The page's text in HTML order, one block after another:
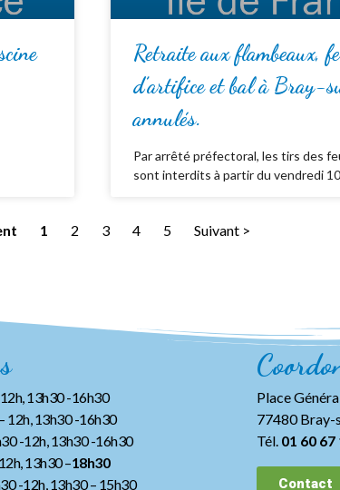
Retraite aux flambeaux,
d’artifice et bal à Bray-
annulés.
Par arrêté préfectoral, les tirs des
sont interdits à partir du vendredi 10
1 2 3 4 5 Suivant >
13h30 -16h30
12h, 13h30 -16h30
-12h, 13h30 -16h30
13h30 –18h30
-12h, 13h30– 15h30
Place
77480 Bray-
Tél. 01 60 67
Contact